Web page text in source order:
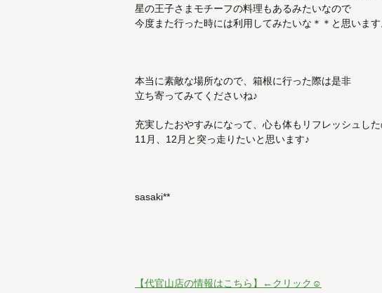
星の王子さまモチーフの料理もあるみたいなので
今度また行った時には利用してみたいな＊＊と思います
本当に素敵な場所なので、箱根に行った際は是非
立ち寄ってみてくださいね♪
充実したおやすみになって、心も体もリフレッシュし
11月、12月と突っ走りたいと思います♪
sasaki**
【代官山店の情報はこちら】←クリック☺